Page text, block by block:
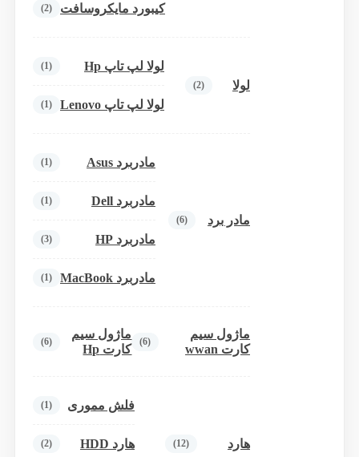
کیبورد مایکروسافت (2)
لولا (2)
لولا لپ تاپ Hp (1)
لولا لپ تاپ Lenovo (1)
مادر برد (6)
مادربرد Asus (1)
مادربرد Dell (1)
مادربرد HP (3)
مادربرد MacBook (1)
ماژول سیم
کارت wwan
(6)
ماژول سیم
کارت Hp
(6)
هارد (12)
فلش مموری (1)
هارد HDD (2)